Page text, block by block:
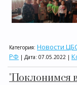
Категория: Новости
РФ | Дата: 07.05.2022 |
"Поклонимся